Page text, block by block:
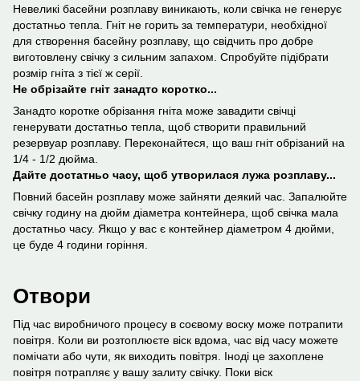
Невеликі басейни розплаву виникають, коли свічка не генерує
достатньо тепла. Гніт не горить за температури, необхідної
для створення басейну розплаву, що свідчить про добре
виготовлену свічку з сильним запахом. Спробуйте підібрати
розмір гніта з тієї ж серії.
Не обрізайте гніт занадто коротко...
Занадто коротке обрізання гніта може завадити свічці
генерувати достатньо тепла, щоб створити правильний
резервуар розплаву. Переконайтеся, що ваш гніт обрізаний на
1/4 - 1/2 дюйма.
Дайте достатньо часу, щоб утворилася лужа розплаву...
Повний басейн розплаву може зайняти деякий час. Запалюйте
свічку годину на дюйм діаметра контейнера, щоб свічка мала
достатньо часу. Якщо у вас є контейнер діаметром 4 дюйми,
це буде 4 години горіння.
Отвори
Під час виробничого процесу в соєвому воску може потрапити
повітря. Коли ви розтоплюєте віск вдома, час від часу можете
помічати або чути, як виходить повітря. Іноді це захоплене
повітря потрапляє у вашу залиту свічку. Поки віск